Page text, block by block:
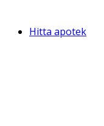
Hitta apotek